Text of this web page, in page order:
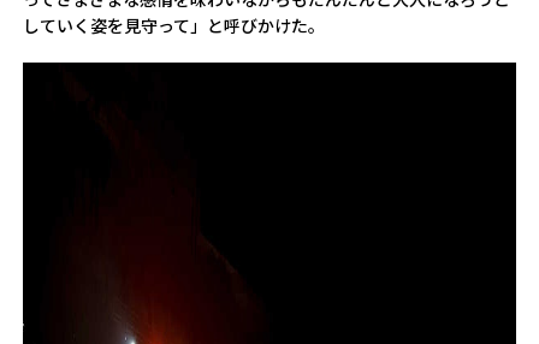
していく姿を見守って」と呼びかけた。